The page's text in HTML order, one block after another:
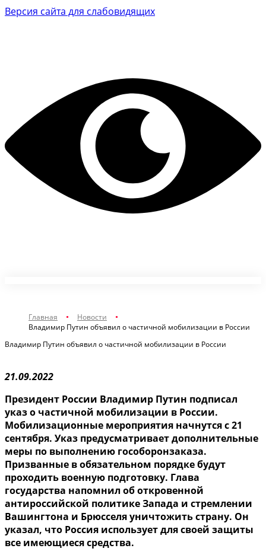
Версия сайта для слабовидящих
Главная
Новости
Владимир Путин объявил о частичной мобилизации в России
Владимир Путин объявил о частичной мобилизации в России
21.09.2022
Президент России Владимир Путин подписал
указ о частичной мобилизации в России.
Мобилизационные мероприятия начнутся с 21
сентября. Указ предусматривает дополнительные
меры по выполнению гособоронзаказа.
Призванные в обязательном порядке будут
проходить военную подготовку. Глава
государства напомнил об откровенной
антироссийской политике Запада и стремлении
Вашингтона и Брюсселя уничтожить страну. Он
указал, что Россия использует для своей защиты
все имеющиеся средства.